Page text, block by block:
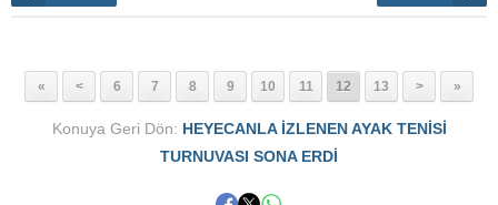
« < 6 7 8 9 10 11 12 13 > »
Konuya Geri Dön: HEYECANLA İZLENEN AYAK TENİSİ
TURNUVASI SONA ERDİ